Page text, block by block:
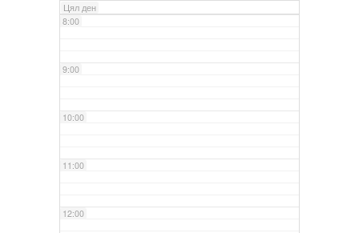
Цял ден
8:00
9:00
10:00
11:00
12:00